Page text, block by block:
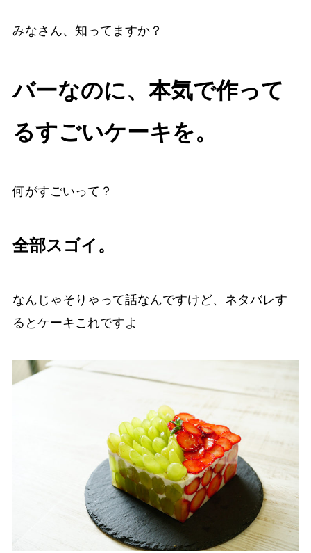
みなさん、知ってますか？
バーなのに、本気で作って
るすごいケーキを。
何がすごいって？
全部スゴイ。
なんじゃそりゃって話なんですけど、ネタバレす
るとケーキこれですよ